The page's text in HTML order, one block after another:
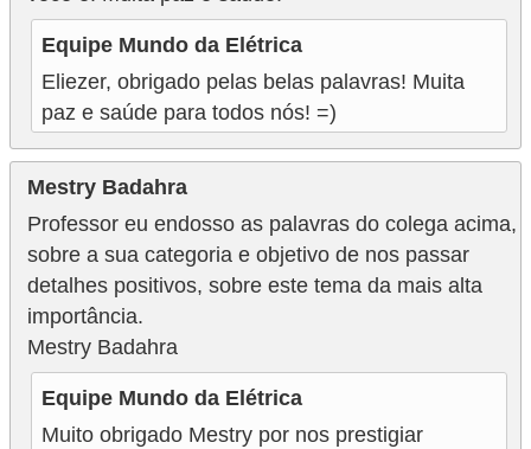
Equipe Mundo da Elétrica
Eliezer, obrigado pelas belas palavras! Muita
paz e saúde para todos nós! =)
Mestry Badahra
Professor eu endosso as palavras do colega acima,
sobre a sua categoria e objetivo de nos passar
detalhes positivos, sobre este tema da mais alta
importância.
Mestry Badahra
Equipe Mundo da Elétrica
Muito obrigado Mestry por nos prestigiar